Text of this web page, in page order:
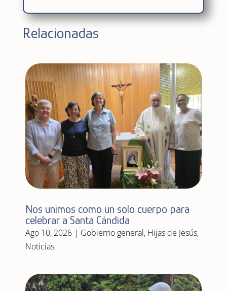
Relacionadas
Nos unimos como un solo cuerpo para
celebrar a Santa Cándida
Ago 10, 2026| Gobierno general, Hijas de Jesús,
Noticias